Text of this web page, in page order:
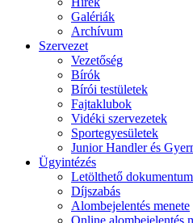
Galériák
Archívum
Szervezet
Vezetőség
Bírók
Bírói testületek
Fajtaklubok
Vidéki szervezetek
Sportegyesületek
Junior Handler és
Ügyintézés
Letölthető
Díjszabás
Alombejelentés menete
Online alombejelentés